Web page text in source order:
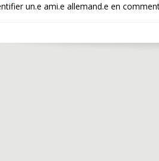
un.e ami.e allemand.e en